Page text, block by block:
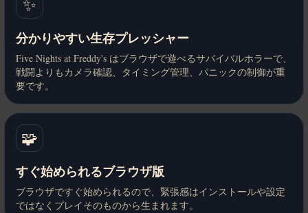
✨
分かりやすい生存プレッシャー
Five Nights at Freddy's はブラウザで遊べるサバイバルホラーで、
戦闘よりもカメラ確認、タイミング管理、パニックの制御が重
要です。
🧩
すぐ始められるブラウザ版
ブラウザですぐ始められるので、緊張感はインストールや設定
ではなくプレイそのものから生まれます。